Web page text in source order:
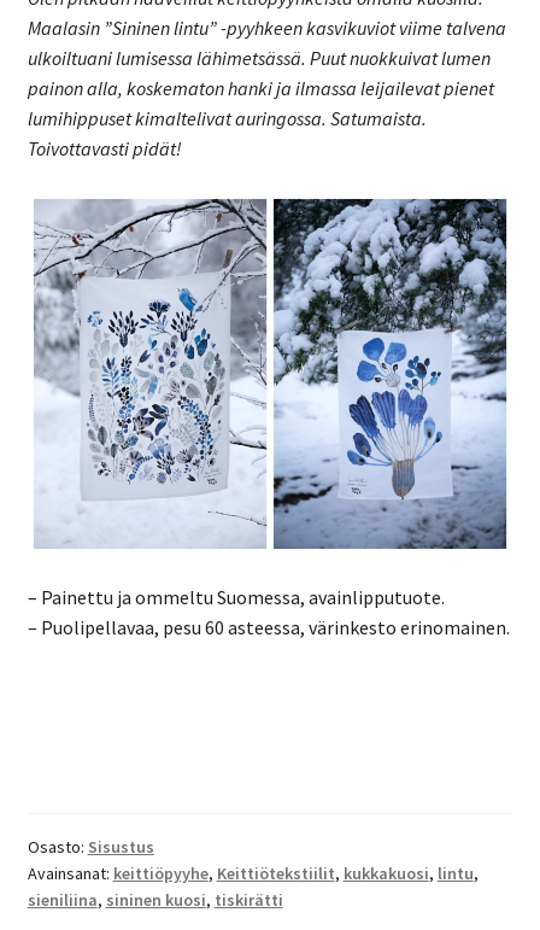
Maalasin ”Sininen lintu” -pyyhkeen kasvikuviot viime talvena
ulkoiltuani lumisessa lähimetsässä. Puut nuokkuivat lumen
painon alla, koskematon hanki ja ilmassa leijailevat pienet
lumihippuset kimaltelivat auringossa. Satumaista.
Toivottavasti pidät!
– Painettu ja ommeltu Suomessa, avainlipputuote.
– Puolipellavaa, pesu 60 asteessa, värinkesto erinomainen.
Osasto: Sisustus
Avainsanat: keittiöpyyhe, Keittiötekstiilit, kukkakuosi, lintu,
sieniliina, sininen kuosi, tiskirätti